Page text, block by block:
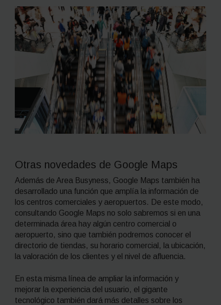
Otras novedades de Google Maps
Además de Area Busyness, Google Maps también ha
desarrollado una función que amplía la información de
los centros comerciales y aeropuertos. De este modo,
consultando Google Maps no solo sabremos si en una
determinada área hay algún centro comercial o
aeropuerto, sino que también podremos conocer el
directorio de tiendas, su horario comercial, la ubicación,
la valoración de los clientes y el nivel de afluencia.
En esta misma línea de ampliar la información y
mejorar la experiencia del usuario, el gigante
tecnológico también dará más detalles sobre los